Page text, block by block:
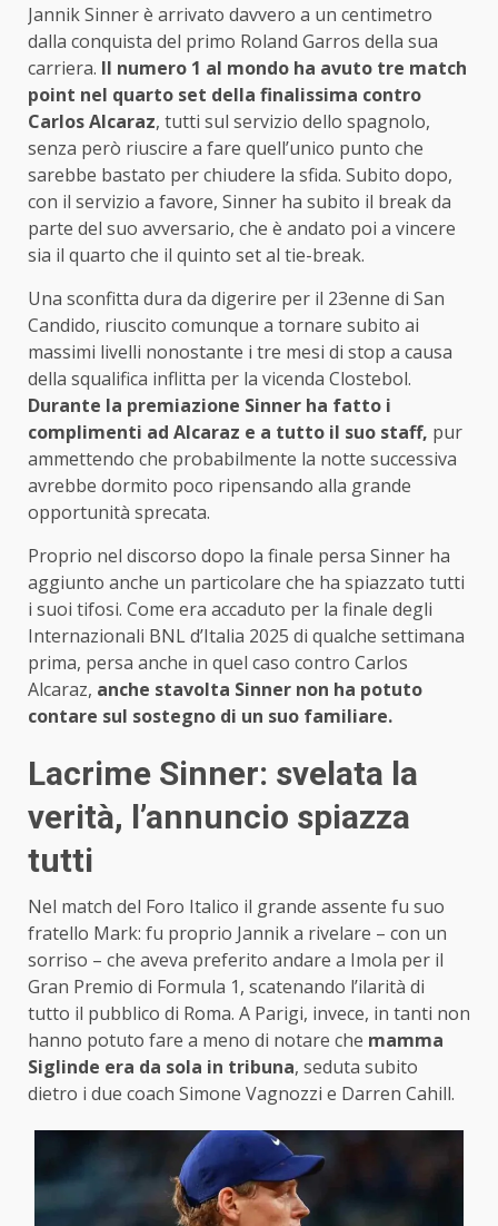
Jannik Sinner è arrivato davvero a un centimetro
dalla conquista del primo Roland Garros della sua
carriera. Il numero 1 al mondo ha avuto tre match
point nel quarto set della finalissima contro
Carlos Alcaraz, tutti sul servizio dello spagnolo,
senza però riuscire a fare quell’unico punto che
sarebbe bastato per chiudere la sfida. Subito dopo,
con il servizio a favore, Sinner ha subito il break da
parte del suo avversario, che è andato poi a vincere
sia il quarto che il quinto set al tie-break.
Una sconfitta dura da digerire per il 23enne di San
Candido, riuscito comunque a tornare subito ai
massimi livelli nonostante i tre mesi di stop a causa
della squalifica inflitta per la vicenda Clostebol.
Durante la premiazione Sinner ha fatto i
complimenti ad Alcaraz e a tutto il suo staff, pur
ammettendo che probabilmente la notte successiva
avrebbe dormito poco ripensando alla grande
opportunità sprecata.
Proprio nel discorso dopo la finale persa Sinner ha
aggiunto anche un particolare che ha spiazzato tutti
i suoi tifosi. Come era accaduto per la finale degli
Internazionali BNL d’Italia 2025 di qualche settimana
prima, persa anche in quel caso contro Carlos
Alcaraz, anche stavolta Sinner non ha potuto
contare sul sostegno di un suo familiare.
Lacrime Sinner: svelata la
verità, l’annuncio spiazza
tutti
Nel match del Foro Italico il grande assente fu suo
fratello Mark: fu proprio Jannik a rivelare – con un
sorriso – che aveva preferito andare a Imola per il
Gran Premio di Formula 1, scatenando l’ilarità di
tutto il pubblico di Roma. A Parigi, invece, in tanti non
hanno potuto fare a meno di notare che mamma
Siglinde era da sola in tribuna, seduta subito
dietro i due coach Simone Vagnozzi e Darren Cahill.